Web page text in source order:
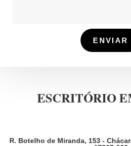
ENVIAR
ESCRITÓRIO
R. Botelho de Miranda, 153 -